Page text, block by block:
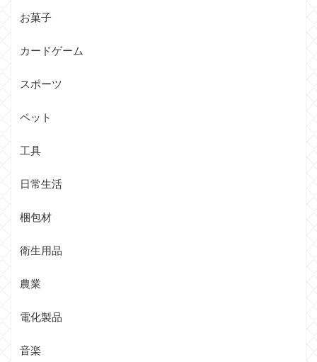
お菓子
カードゲーム
スポーツ
ペット
工具
日常生活
梱包材
衛生用品
農業
電化製品
音楽